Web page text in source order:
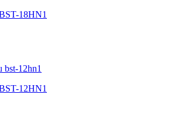
18HN1
12HN1